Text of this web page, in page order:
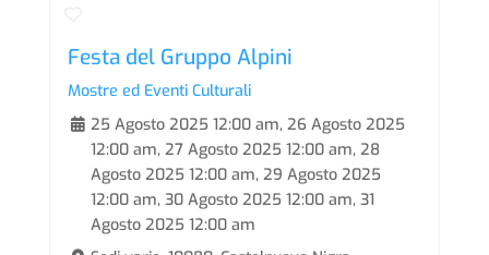
Festa del Gruppo Alpini
Mostre ed Eventi Culturali
25 Agosto 2025 12:00 am, 26 Agosto 2025
12:00 am, 27 Agosto 2025 12:00 am, 28
Agosto 2025 12:00 am, 29 Agosto 2025
12:00 am, 30 Agosto 2025 12:00 am, 31
Agosto 2025 12:00 am